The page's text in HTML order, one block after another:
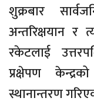
शुक्रबार
अन्तरिक्षयान र
रकेटलाई
प्रक्षेपण
स्थानान्तरण